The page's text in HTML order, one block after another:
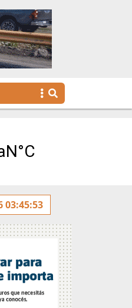
Parlamentaria previa a la
03:45:53